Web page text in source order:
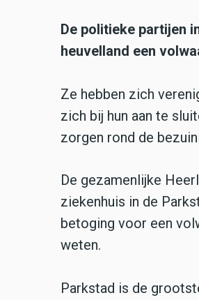
De politieke partijen
heuvelland een
Ze hebben zich
zich bij hun aan te
zorgen rond de
De gezamenlijke
ziekenhuis in de
betoging voor een
weten.
Parkstad is de